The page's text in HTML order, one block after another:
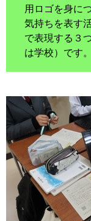
用ロゴを身に
気持ちを表す
で表現する３
は学校）です。